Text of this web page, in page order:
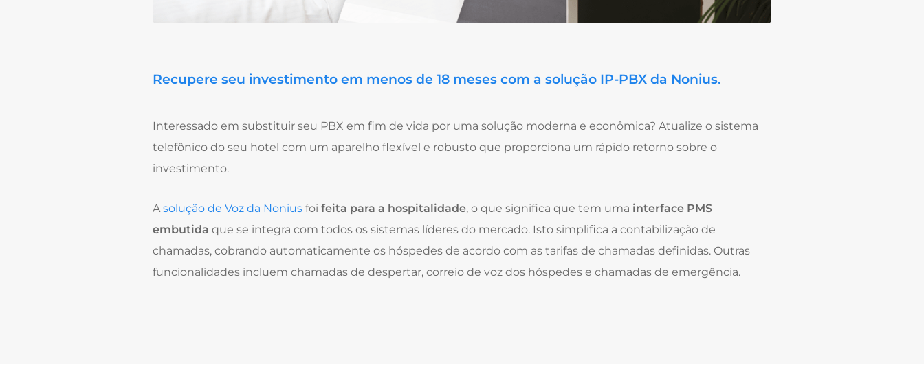
Recupere seu investimento em menos de 18 meses com a solução IP-PBX da Nonius.
Interessado em substituir seu PBX em fim de vida por uma solução moderna e econômica? Atualize o sistema
telefônico do seu hotel com um aparelho flexível e robusto que proporciona um rápido retorno sobre o
investimento.
Asolução de Voz da Nonius foi feita para a hospitalidade, o que significa que tem uma interface PMS
embutida que se integra com todos os sistemas líderes do mercado. Isto simplifica a contabilização de
chamadas, cobrando automaticamente os hóspedes de acordo com as tarifas de chamadas definidas. Outras
funcionalidades incluem chamadas de despertar, correio de voz dos hóspedes e chamadas de emergência.